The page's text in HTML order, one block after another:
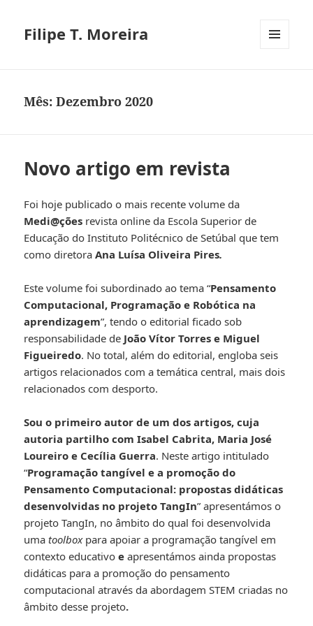
Filipe T. Moreira
Mês:Dezembro 2020
Novo artigo em revista
Foi hoje publicado o mais recente volume da
Medi@ções revista online da Escola Superior de
Educação do Instituto Politécnico de Setúbal que tem
como diretoraAna Luísa Oliveira Pires.
Este volume foi subordinado ao tema “Pensamento
Computacional, Programação e Robótica na
aprendizagem”, tendo o editorial ficado sob
responsabilidade de João Vítor Torres e Miguel
Figueiredo. No total, além do editorial, engloba seis
artigos relacionados com a temática central, mais dois
relacionados com desporto.
Sou o primeiro autor de um dos artigos, cuja
autoria partilho com Isabel Cabrita, Maria José
Loureiro e Cecília Guerra. Neste artigo intitulado
“Programação tangível e a promoção do
Pensamento Computacional: propostas didáticas
desenvolvidas no projeto TangIn” apresentámos o
projeto TangIn, no âmbito do qual foi desenvolvida
uma toolboxpara apoiar a programação tangível em
contexto educativo eapresentámos ainda propostas
didáticas para a promoção do pensamento
computacional através da abordagem STEM criadas no
âmbito desse projeto.